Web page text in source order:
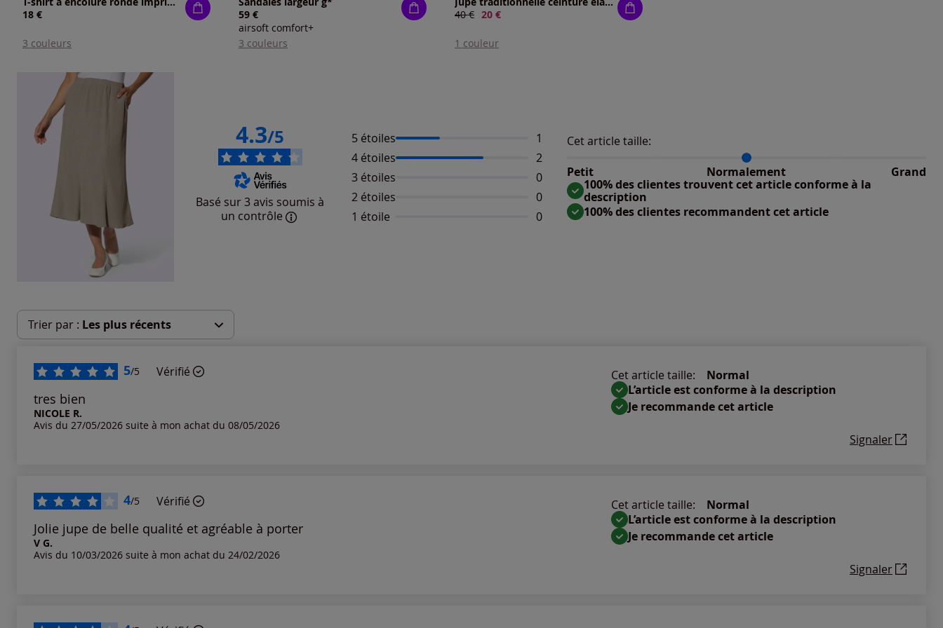
18 €
3 couleurs
59 €
airsoft comfort+
3 couleurs
Ancien prix :
40 € Nouveau prix :
20 €
1 couleur
4.3/5
Basé sur 3 avis soumis à
un contrôle
5 étoiles Nombre d'avis :
1
4 étoiles
Nombre d'avis :
2
3 étoiles
Aucun avis disponible
0
2 étoiles
Aucun avis disponible
0
1 étoile
Aucun avis disponible
0
Cet article taille:
Petit
Normalement Grand
Répartition du taillant selon les avis clients
Taille grand : 0%
100% des clientes trouvent cet article conforme à la
description
100% des clientes recommandent cet article
Trier par : Les plus récents
Les plus anciens
5/5 Vérifié
tres bien
NICOLE R.
Avis du 27/05/2026 suite à mon achat du 08/05/2026
Cet article taille:
Normal
L’article est conforme à la description
Je recommande cet article
Signaler
4/5 Vérifié
Jolie jupe de belle qualité et agréable à porter
V G.
Avis du 10/03/2026 suite à mon achat du 24/02/2026
Cet article taille:
Normal
L’article est conforme à la description
Je recommande cet article
Signaler